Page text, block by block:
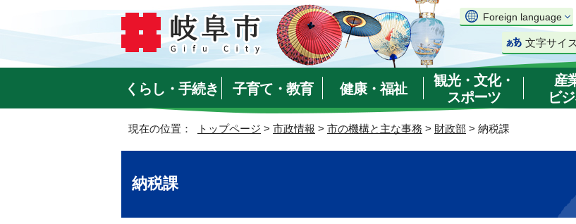
Foreign language
文字サイ
くらし・手続き 子育て・教育 健康・福祉
観光・文化・
スポーツ
産
ビ
現在の位置： トップページ > 市政情報 > 市の機構と主な事務 > 財政部 > 納税課
納税課